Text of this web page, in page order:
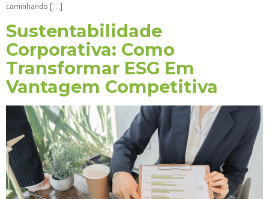
caminhando […]
Sustentabilidade
Corporativa: Como
Transformar ESG Em
Vantagem Competitiva